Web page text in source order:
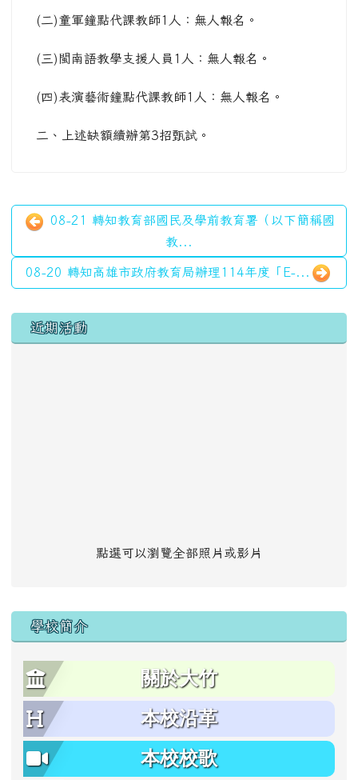
(二)童軍鐘點代課教師1人：無人報名。
(三)閩南語教學支援人員1人：無人報名。
(四)表演藝術鐘點代課教師1人：無人報名。
二、上述缺額續辦第3招甄試。
08-21 轉知教育部國民及學前教育署（以下簡稱國
教...
08-20 轉知高雄市政府教育局辦理114年度「E-...
左邊區域內容
近期活動
點選可以瀏覽全部照片或影片
學校簡介
關於大竹
本校沿革
本校校歌